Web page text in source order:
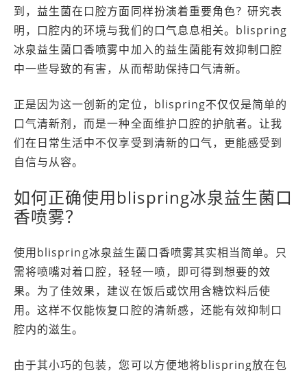
到，益生菌在口腔方面同样扮演着重要角色？研究表
明，口腔内的环境与我们的口气息息相关。blispring
冰泉益生菌口香喷雾中加入的益生菌能有效抑制口腔
中一些导致的有害，从而帮助保持口气清新。
正是因为这一创新的定位，blispring不仅仅是简单的
口气清新剂，而是一种全面维护口腔的护航者。让我
们在日常生活中不仅享受到清新的口气，更能感受到
自信与从容。
如何正确使用blispring冰泉益生菌口
香喷雾？
使用blispring冰泉益生菌口香喷雾其实相当简单。只
需将喷嘴对着口腔，轻轻一喷，即可得到想要的效
果。为了佳效果，建议在饭后或饮用含糖饮料后使
用。这样不仅能恢复口腔的清新感，还能有效抑制口
腔内的滋生。
由于其小巧的包装，您可以方便地将blispring放在包